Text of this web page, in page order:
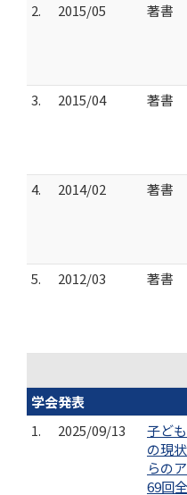
2.
2015/05 著書
3.
2015/04 著書
4.
2014/02 著書
5.
2012/03 著書
学会発表
1.
2025/09/13
子ど
の現
らの
69回